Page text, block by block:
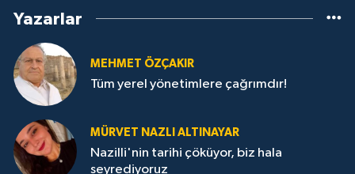
Yazarlar
MEHMET ÖZÇAKIR
Tüm yerel yönetimlere çağrımdır!
MÜRVET NAZLI ALTINAYAR
Nazilli'nin tarihi çöküyor, biz hala
seyrediyoruz